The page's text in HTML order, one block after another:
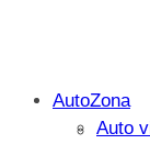
AutoZona
Auto